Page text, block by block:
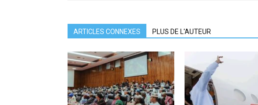
ARTICLES CONNEXES PLUS DE L'AUTEUR